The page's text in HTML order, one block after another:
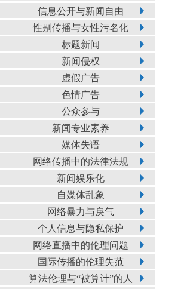
信息公开与新闻自由
性别传播与女性污名化
标题新闻
新闻侵权
虚假广告
色情广告
公众参与
新闻专业素养
媒体失语
网络传播中的法律法规
新闻娱乐化
自媒体乱象
网络暴力与戾气
个人信息与隐私保护
网络直播中的伦理问题
国际传播的伦理失范
算法伦理与“被算计”的人